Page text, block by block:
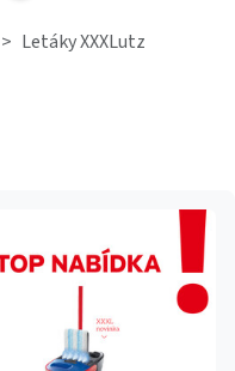
Letáky XXXLutz